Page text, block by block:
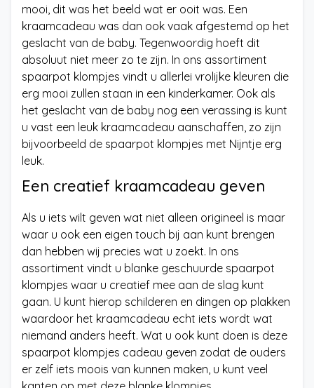
mooi, dit was het beeld wat er ooit was. Een
kraamcadeau was dan ook vaak afgestemd op het
geslacht van de baby. Tegenwoordig hoeft dit
absoluut niet meer zo te zijn. In ons assortiment
spaarpot klompjes vindt u allerlei vrolijke kleuren die
erg mooi zullen staan in een kinderkamer. Ook als
het geslacht van de baby nog een verassing is kunt
u vast een leuk kraamcadeau aanschaffen, zo zijn
bijvoorbeeld de spaarpot klompjes met Nijntje erg
leuk.
Een creatief kraamcadeau geven
Als u iets wilt geven wat niet alleen origineel is maar
waar u ook een eigen touch bij aan kunt brengen
dan hebben wij precies wat u zoekt. In ons
assortiment vindt u blanke geschuurde spaarpot
klompjes waar u creatief mee aan de slag kunt
gaan. U kunt hierop schilderen en dingen op plakken
waardoor het kraamcadeau echt iets wordt wat
niemand anders heeft. Wat u ook kunt doen is deze
spaarpot klompjes cadeau geven zodat de ouders
er zelf iets moois van kunnen maken, u kunt veel